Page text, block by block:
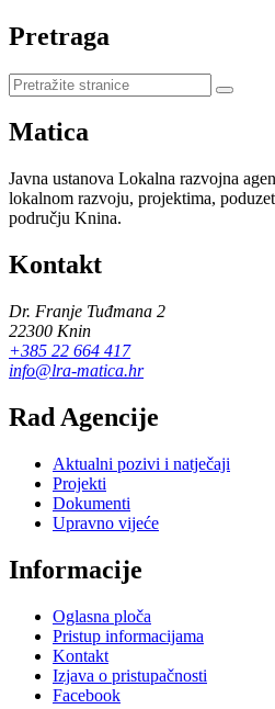
Pretraga
Pretraži
stranice
Matica
Javna ustanova Lokalna razvojna
lokalnom razvoju, projektima,
području Knina.
Kontakt
Dr. Franje Tuđmana 2
22300 Knin
+385 22 664 417
info@lra-matica.hr
Rad Agencije
Aktualni pozivi i natječaji
Projekti
Dokumenti
Upravno vijeće
Informacije
Oglasna ploča
Pristup informacijama
Kontakt
Izjava o pristupačnosti
Facebook